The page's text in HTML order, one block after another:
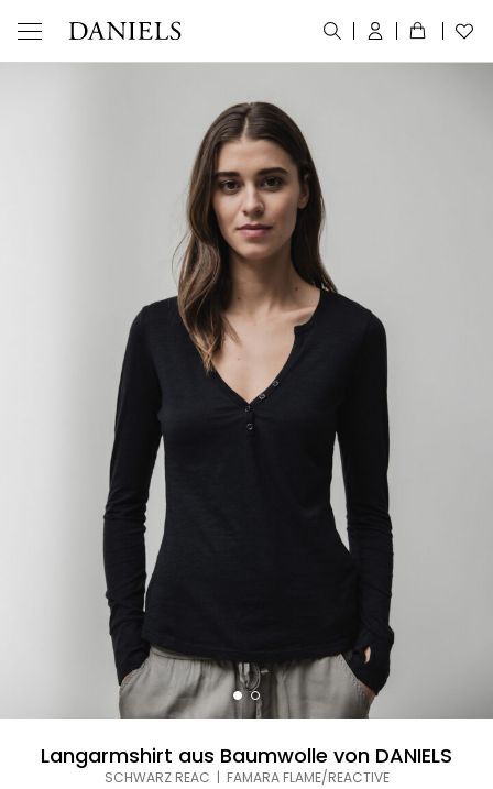
Langarmshirt aus Baumwolle von DANIELS
SCHWARZ REAC | FAMARA FLAME/REACTIVE